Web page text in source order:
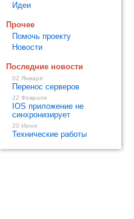
Идеи
Прочее
Помочь проекту
Новости
Последние новости
02 Января
Перенос серверов
22 Февраля
IOS приложение не
синхронизирует
20 Июня
Технические работы